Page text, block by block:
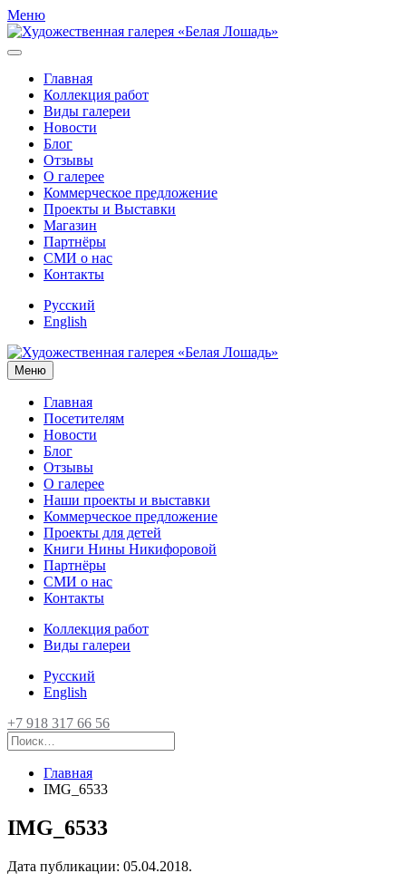
Меню
Главная
Коллекция работ
Виды галереи
Новости
Блог
Отзывы
О галерее
Коммерческое предложение
Проекты и Выставки
Магазин
Партнёры
СМИ о нас
Контакты
Русский
English
Меню
Главная
Посетителям
Новости
Блог
Отзывы
О галерее
Наши проекты и выставки
Коммерческое предложение
Проекты для детей
Книги Нины Никифоровой
Партнёры
СМИ о нас
Контакты
Коллекция работ
Виды галереи
Русский
English
+7 918 317 66 56
Главная
IMG_6533
IMG_6533
Дата публикации: 05.04.2018.